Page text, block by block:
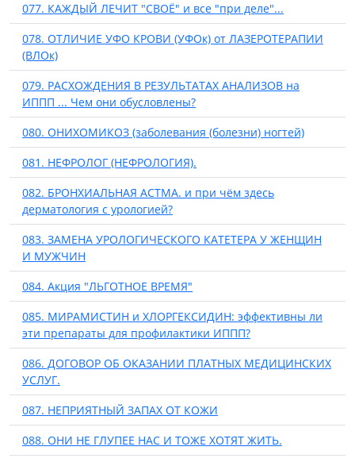
077. КАЖДЫЙ ЛЕЧИТ "СВОЁ" и все "при деле"...
078. ОТЛИЧИЕ УФО КРОВИ (УФОк) от ЛАЗЕРОТЕРАПИИ
(ВЛОк)
079. РАСХОЖДЕНИЯ В РЕЗУЛЬТАТАХ АНАЛИЗОВ на
ИППП ... Чем они обусловлены?
080. ОНИХОМИКОЗ (заболевания (болезни) ногтей)
081. НЕФРОЛОГ (НЕФРОЛОГИЯ).
082. БРОНХИАЛЬНАЯ АСТМА. и при чём здесь
дерматология с урологией?
083. ЗАМЕНА УРОЛОГИЧЕСКОГО КАТЕТЕРА У ЖЕНЩИН
И МУЖЧИН
084. Акция "ЛЬГОТНОЕ ВРЕМЯ"
085. МИРАМИСТИН и ХЛОРГЕКСИДИН: эффективны ли
эти препараты для профилактики ИППП?
086. ДОГОВОР ОБ ОКАЗАНИИ ПЛАТНЫХ МЕДИЦИНСКИХ
УСЛУГ.
087. НЕПРИЯТНЫЙ ЗАПАХ ОТ КОЖИ
088. ОНИ НЕ ГЛУПЕЕ НАС И ТОЖЕ ХОТЯТ ЖИТЬ.